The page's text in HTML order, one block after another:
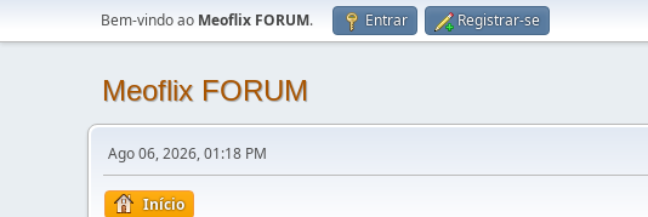
Bem-vindo ao Meoflix FORUM. Entrar Registrar-se
Meoflix FORUM
Ago 06, 2026, 01:18 PM
Início